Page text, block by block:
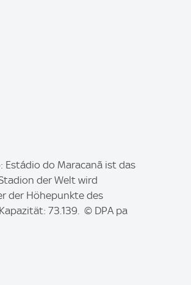
Estádio do Maracanã ist das
der Welt wird
der Höhepunkte des
73.139. © DPA pa